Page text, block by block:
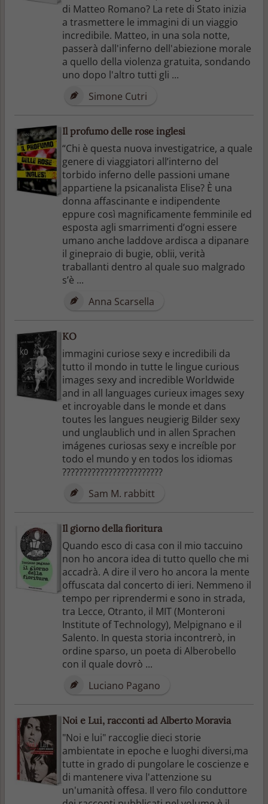
di Matteo Romano? La rete di Stato inizia
a trasmettere le immagini di un viaggio
incredibile. Matteo, in una sola notte,
passerà dall'inferno dell'abiezione morale
a quello della violenza gratuita, sondando
uno dopo l'altro tutti gli ...
Simone Cutri
Il profumo delle rose inglesi
“Chi è questa nuova investigatrice, a quale
genere di viaggiatori all’interno del
torbido inferno delle passioni umane
appartiene la psicanalista Elise? È una
donna affascinante e indipendente
eppure così magnificamente femminile ed
esposta agli smarrimenti d’ogni essere
umano anche laddove ardisca a dipanare
il ginepraio di bugie, oblii, verità
traballanti dentro al quale suo malgrado
s’è ...
Anna Scarsella
KO
immagini curiose sexy e incredibili da
tutto il mondo in tutte le lingue curious
images sexy and incredible Worldwide
and in all languages curieux images sexy
et incroyable dans le monde et dans
toutes les langues neugierig Bilder sexy
und unglaublich und in allen Sprachen
imágenes curiosas sexy e increíble por
todo el mundo y en todos los idiomas
????????????????????????
Sam M. rabbitt
Il giorno della fioritura
Quando esco di casa con il mio taccuino
non ho ancora idea di tutto quello che mi
accadrà. A dire il vero ho ancora la mente
offuscata dal concerto di ieri. Nemmeno il
tempo per riprendermi e sono in strada,
tra Lecce, Otranto, il MIT (Monteroni
Institute of Technology), Melpignano e il
Salento. In questa storia incontrerò, in
ordine sparso, un poeta di Alberobello
con il quale dovrò ...
Luciano Pagano
Noi e Lui, racconti ad Alberto Moravia
"Noi e lui" raccoglie dieci storie
ambientate in epoche e luoghi diversi,ma
tutte in grado di pungolare le coscienze e
di mantenere viva l'attenzione su
un'umanità offesa. Il vero filo conduttore